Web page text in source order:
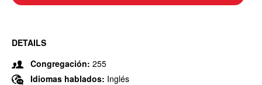
DETAILS
Congregación: 255
Idiomas hablados: Inglés